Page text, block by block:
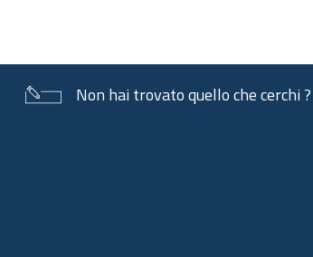
Non hai trovato quello che cerchi ?